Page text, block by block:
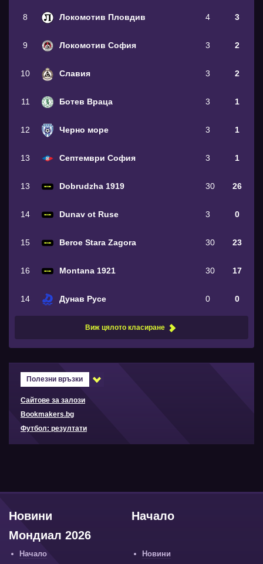
8 Локомотив Пловдив 4 3
9 Локомотив София 3 2
10 Славия 3 2
11 Ботев Враца 3 1
12 Черно море 3 1
13 Септември София 3 1
13 Dobrudzha 1919 30 26
14 Dunav ot Ruse 3 0
15 Beroe Stara Zagora 30 23
16 Montana 1921 30 17
14 Дунав Русе 0 0
Виж цялото класиране
Полезни връзки
Сайтове за залози
Bookmakers.bg
Футбол: резултати
Начало
Новини
Мондиал 2026
Начало
Новини